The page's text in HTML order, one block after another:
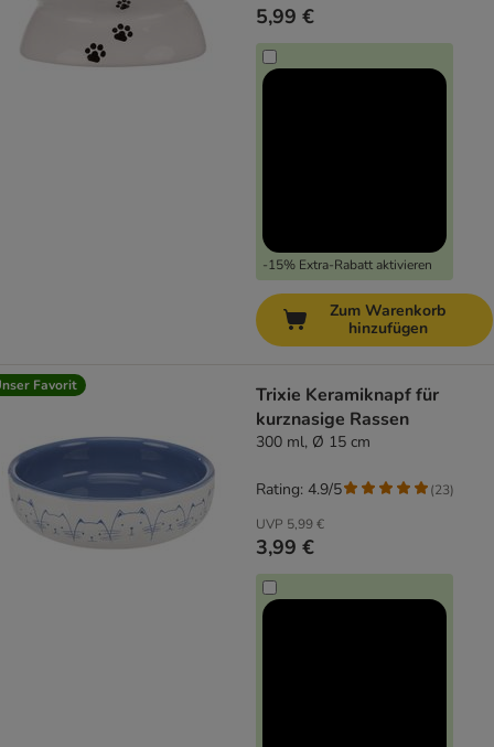
5,99 €
-15% Extra-Rabatt aktivieren
Zum Warenkorb
hinzufügen
Favorit
Trixie Keramiknapf für
kurznasige Rassen
300 ml, Ø 15 cm
UVP 5,99 €
3,99 €
Rating: 4.9/5 (23)